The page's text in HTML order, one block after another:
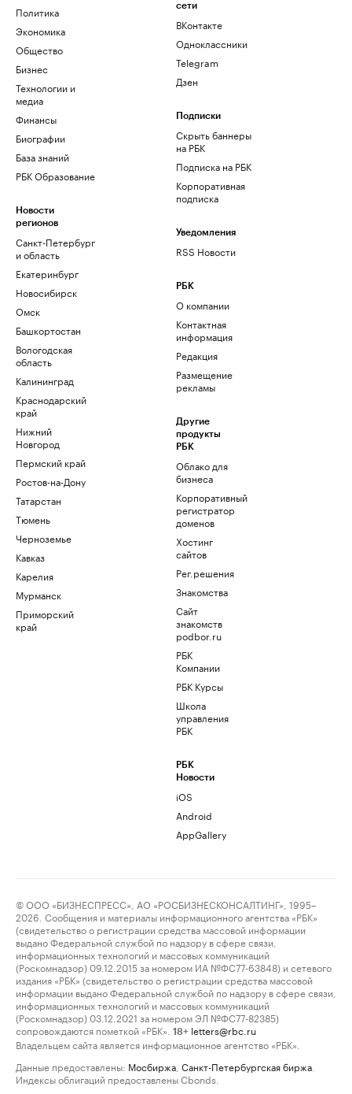
Политика
Экономика
Общество
Бизнес
Технологии и
медиа
Финансы
Биографии
База знаний
РБК Образование
Новости
регионов
Санкт-Петербург
и область
Екатеринбург
Новосибирск
Омск
Башкортостан
Вологодская
область
Калининград
Краснодарский
край
Нижний
Новгород
Пермский край
Ростов-на-Дону
Татарстан
Тюмень
Черноземье
Кавказ
Карелия
Мурманск
Приморский
край
сети
ВКонтакте
Одноклассники
Telegram
Дзен
Подписки
Скрыть баннеры
на РБК
Подписка на РБК
Корпоративная
подписка
Уведомления
RSS Новости
РБК
О компании
Контактная
информация
Редакция
Размещение
рекламы
Другие
продукты
РБК
Облако для
бизнеса
Корпоративный
регистратор
доменов
Хостинг
сайтов
Рег.решения
Знакомства
Сайт
знакомств
podbor.ru
РБК
Компании
РБК Курсы
Школа
управления
РБК
РБК
Новости
iOS
Android
AppGallery
© ООО «БИЗНЕСПРЕСС», АО «РОСБИЗНЕСКОНСАЛТИНГ», 1995–
2026. Сообщения и материалы информационного агентства «РБК»
(свидетельство о регистрации средства массовой информации
выдано Федеральной службой по надзору в сфере связи,
информационных технологий и массовых коммуникаций
(Роскомнадзор) 09.12.2015 за номером ИА №ФС77-63848) и сетевого
издания «РБК» (свидетельство о регистрации средства массовой
информации выдано Федеральной службой по надзору в сфере связи,
информационных технологий и массовых коммуникаций
(Роскомнадзор) 03.12.2021 за номером ЭЛ №ФС77-82385)
сопровождаются пометкой «РБК».
18+ letters@rbc.ru
Владельцем сайта является информационное агентство «РБК».
Данные предоставлены: Мосбиржа Санкт-Петербургская биржа
Индексы облигаций предоставлены Cbonds.